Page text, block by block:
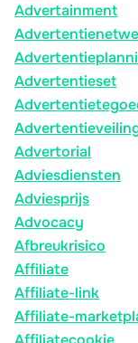
Advertainment
Advertentieset
Advertorial
Adviesdiensten
Adviesprijs
Advocacy
Afbreukrisico
Affiliate
Affiliate-link
Affiliate-